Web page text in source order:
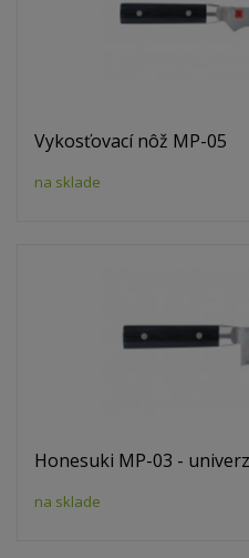
Vykosťovací nôž MP-05
na sklade
Honesuki MP-03 -
na sklade